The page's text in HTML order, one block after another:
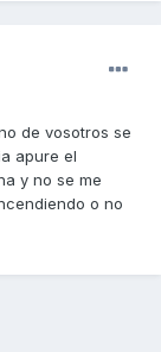
de vosotros se
apure el
y no se me
o no